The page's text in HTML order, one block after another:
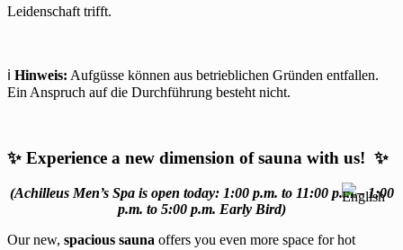
Leidenschaft trifft.
ℹ️ Hinweis: Aufgüsse können aus betrieblichen Gründen entfallen.
Ein Anspruch auf die Durchführung besteht nicht.
✨ Experience a new dimension of sauna with us! ✨
(Achilleus Men’s Spa is open today: 1:00 p.m. to 11:00 p.m.– 1:00
p.m. to 5:00 p.m. Early Bird)
Our new, spacious sauna offers you even more space for hot